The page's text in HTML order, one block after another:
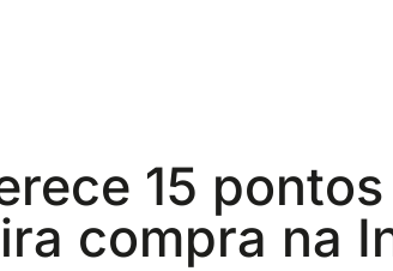
15
compra na